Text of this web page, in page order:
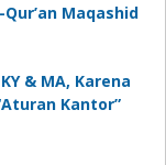
Maqashid
& MA, Karena
Kantor”